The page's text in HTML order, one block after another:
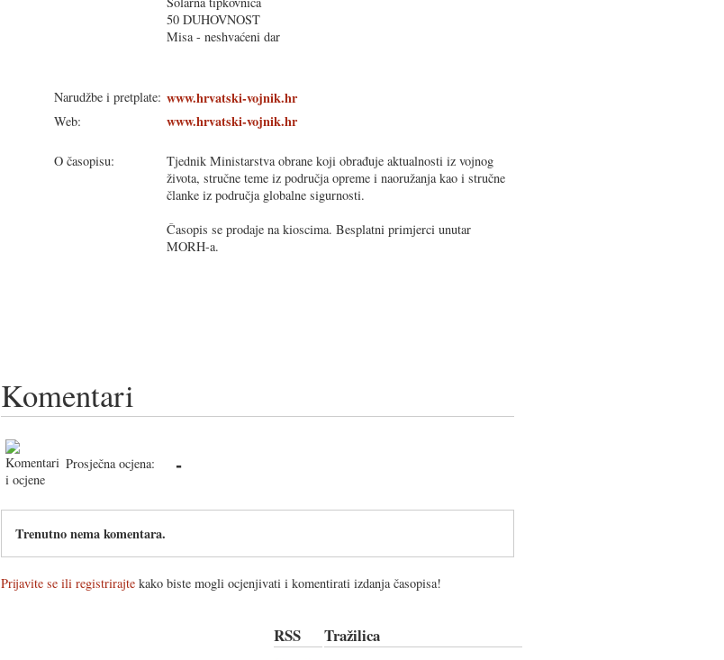
50 DUHOVNOST
Misa - neshvaćeni dar
Narudžbe i pretplate: www.hrvatski-vojnik.hr
Web: www.hrvatski-vojnik.hr
O časopisu:
Tjednik Ministarstva obrane koji obrađuje aktualnosti iz vojnog
života, stručne teme iz područja opreme i naoružanja kao i stručne
članke iz područja globalne sigurnosti.
Časopis se prodaje na kioscima. Besplatni primjerci unutar
MORH-a.
Komentari
Prosječna ocjena: -
Trenutno nema komentara.
Prijavite se ili registrirajte kako biste mogli ocjenjivati i komentirati izdanja časopisa!
RSS Tražilica